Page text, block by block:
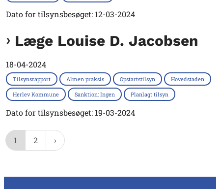
Dato for tilsynsbesøget: 12-03-2024
Læge Louise D. Jacobsen
18-04-2024
Tilsynsrapport Almen praksis Opstartstilsyn Hovedstaden
Herlev Kommune Sanktion: Ingen Planlagt tilsyn
Dato for tilsynsbesøget: 19-03-2024
1 2